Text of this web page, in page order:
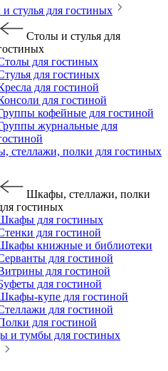
стулья для гостиных
Столы и стулья для
для гостиных
для гостиных
для гостиной
для гостиной
кофейные для гостиной
журнальные для
стеллажи, полки для гостиных
Шкафы, стеллажи, полки
гостиных
для гостиных
для гостиной
книжные и библиотеки
для гостиной
для гостиной
для гостиной
купе для гостиной
для гостиной
для гостиной
и тумбы для гостиных